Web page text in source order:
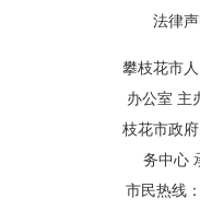
法律
攀枝花市
办公室
枝花市政
务中心
市民热线